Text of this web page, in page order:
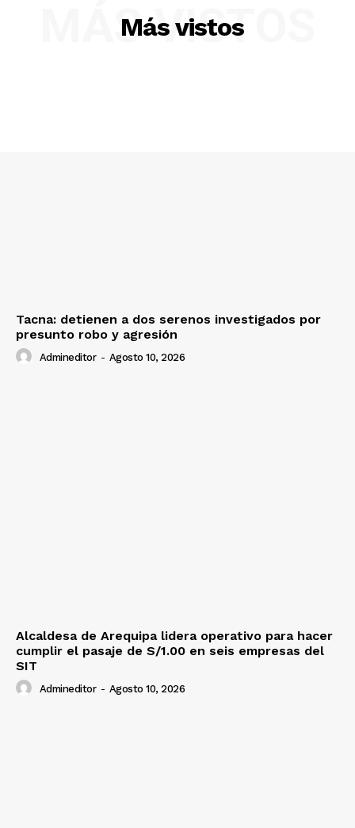
Más vistos
MÁS VISTOS
Tacna: detienen a dos serenos investigados por
presunto robo y agresión
Admineditor - Agosto 10, 2026
Alcaldesa de Arequipa lidera operativo para hacer
cumplir el pasaje de S/1.00 en seis empresas del
SIT
Admineditor - Agosto 10, 2026